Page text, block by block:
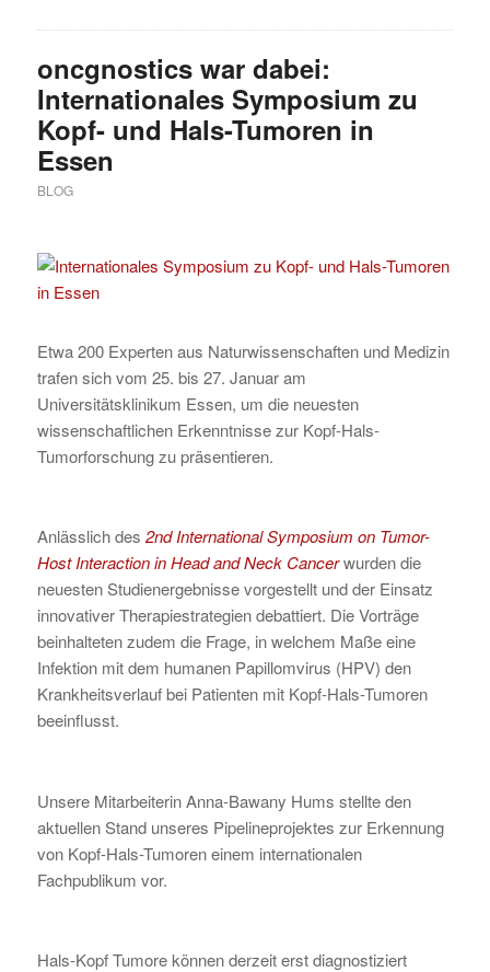
oncgnostics war dabei:
Internationales Symposium zu
Kopf- und Hals-Tumoren in
Essen
BLOG
Etwa 200 Experten aus Naturwissenschaften und Medizin
trafen sich vom 25. bis 27. Januar am
Universitätsklinikum Essen, um die neuesten
wissenschaftlichen Erkenntnisse zur Kopf-Hals-
Tumorforschung zu präsentieren.
Anlässlich des 2nd International Symposium on Tumor-
Host Interaction in Head and Neck Cancerwurden die
neuesten Studienergebnisse vorgestellt und der Einsatz
innovativer Therapiestrategien debattiert. Die Vorträge
beinhalteten zudem die Frage, in welchem Maße eine
Infektion mit dem humanen Papillomvirus (HPV) den
Krankheitsverlauf bei Patienten mit Kopf-Hals-Tumoren
beeinflusst.
Unsere Mitarbeiterin Anna-Bawany Hums stellte den
aktuellen Stand unseres Pipelineprojektes zur Erkennung
von Kopf-Hals-Tumoren einem internationalen
Fachpublikum vor.
Hals-Kopf Tumore können derzeit erst diagnostiziert